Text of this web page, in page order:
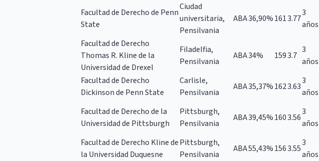
Facultad de Derecho de Penn
State
Ciudad
universitaria,
Pensilvania
ABA36,90%1613.77
3
años
Facultad de Derecho
Thomas R. Kline de la
Universidad de Drexel
Filadelfia,
Pensilvania
ABA34% 1593.7
3
años
Facultad de Derecho
Dickinson de Penn State
Carlisle,
Pensilvania
ABA35,37%1623.63
3
años
Facultad de Derecho de la
Universidad de Pittsburgh
Pittsburgh,
Pensilvania
ABA39,45%1603.56
3
años
Facultad de Derecho Kline de
la Universidad Duquesne
Pittsburgh,
Pensilvania
ABA55,43%1563.55
3
años